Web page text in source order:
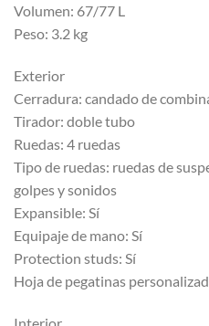
Volumen: 67/77 L
Peso: 3.2 kg
Exterior
Cerradura: candado de
Tirador: doble tubo
Ruedas: 4 ruedas
Tipo de ruedas: ruedas de
golpes y sonidos
Expansible: Sí
Equipaje de mano: Sí
Protection studs: Sí
Hoja de pegatinas
Interior